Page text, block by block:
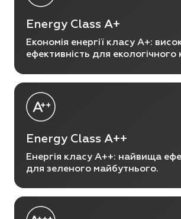
Energy Class A+
Економія енергії класу A+:
ефективність для екологічного
Energy Class A++
Енергія класу A++: найвища
для зеленого майбутнього.